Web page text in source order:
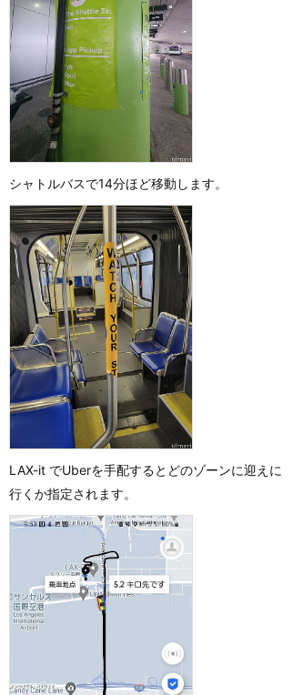
シャトルバスで14分ほど移動します。
LAX-it でUberを手配するとどのゾーンに迎えに
行くか指定されます。